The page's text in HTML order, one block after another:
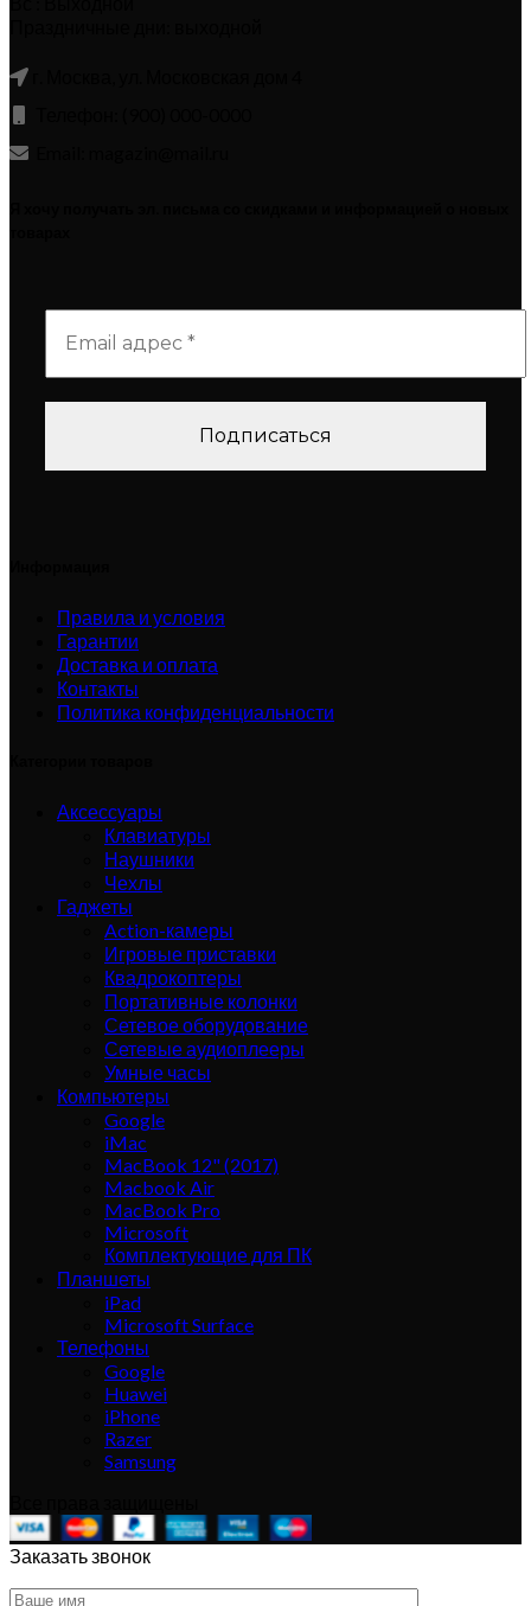
Правила и условия
Гарантии
Доставка и оплата
Контакты
Политика конфиденциальности
Аксессуары
Клавиатуры
Наушники
Чехлы
Гаджеты
Action-камеры
Игровые приставки
Квадрокоптеры
Портативные колонки
Сетевое оборудование
Сетевые аудиоплееры
Умные часы
Компьютеры
Google
iMac
MacBook 12" (2017)
Macbook Air
MacBook Pro
Microsoft
Комплектующие для ПК
Планшеты
iPad
Microsoft Surface
Телефоны
Google
Huawei
iPhone
Razer
Samsung
Заказать звонок